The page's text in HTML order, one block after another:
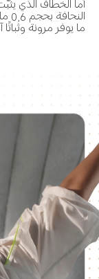
أما الخطاف الذي
ما يوفر مرونة